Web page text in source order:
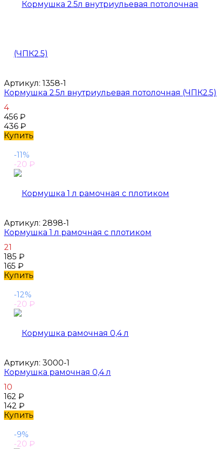
Артикул: 1358-1
Кормушка 2.5л внутриульевая потолочная (ЧПК2.5)
4
456 ₽
436 ₽
Купить
-11%
-20 ₽
Артикул: 2898-1
Кормушка 1 л рамочная с плотиком
21
185 ₽
165 ₽
Купить
-12%
-20 ₽
Артикул: 3000-1
Кормушка рамочная 0,4 л
10
162 ₽
142 ₽
Купить
-9%
-20 ₽